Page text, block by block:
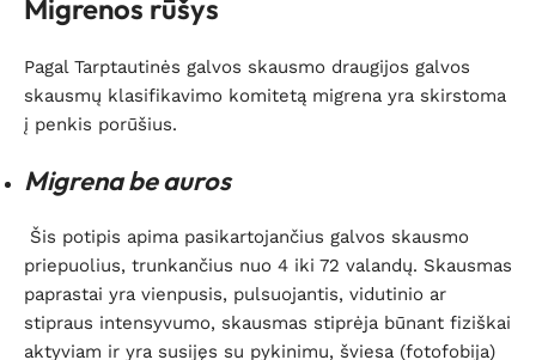
Migrenos rūšys
Pagal Tarptautinės galvos skausmo draugijos galvos
skausmų klasifikavimo komitetą migrena yra skirstoma
į penkis porūšius.
Migrena be auros
Šis potipis apima pasikartojančius galvos skausmo
priepuolius, trunkančius nuo 4 iki 72 valandų. Skausmas
paprastai yra vienpusis, pulsuojantis, vidutinio ar
stipraus intensyvumo, skausmas stiprėja būnant fiziškai
aktyviam ir yra susijęs su pykinimu, šviesa (fotofobija)